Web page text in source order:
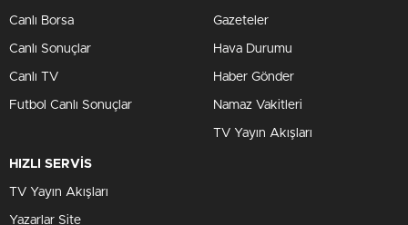
Canlı Borsa
Canlı Sonuçlar
Canlı TV
Futbol Canlı Sonuçlar
Gazeteler
Hava Durumu
Haber Gönder
Namaz Vakitleri
TV Yayın Akışları
HIZLI SERVİS
TV Yayın Akışları
Yazarlar Site